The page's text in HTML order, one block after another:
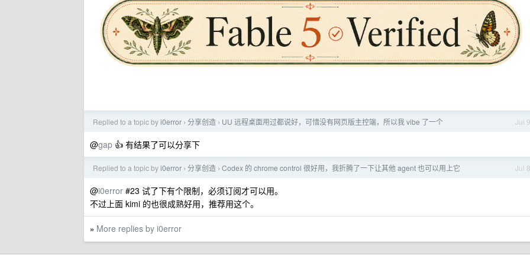
Jul 9
Replied to a topic byi0error › 分享创造 › UU 远程桌面用过都说好，可惜没有网页版主控端，所以我 vibe 了一个
@gap 👍 有结果了可以分享下
Jul 8
Replied to a topic byi0error › 分享创造 › Codex 的 chrome control 很好用，我折腾了一下让其他 agent 也可以用上它
@i0error #23 试了下有个限制，必须订阅才可以用。
不过上面 kimi 的也很成熟好用，推荐用这个。
» More replies by i0error